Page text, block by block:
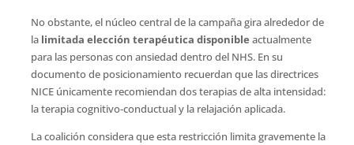
No obstante, el núcleo central de la campaña gira alrededor de
la limitada elección terapéutica disponible actualmente
para las personas con ansiedad dentro del NHS. En su
documento de posicionamiento recuerdan que las directrices
NICE únicamente recomiendan dos terapias de alta intensidad:
la terapia cognitivo-conductual y la relajación aplicada.
La coalición considera que esta restricción limita gravemente la